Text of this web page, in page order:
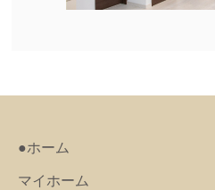
●ホーム
マイホーム